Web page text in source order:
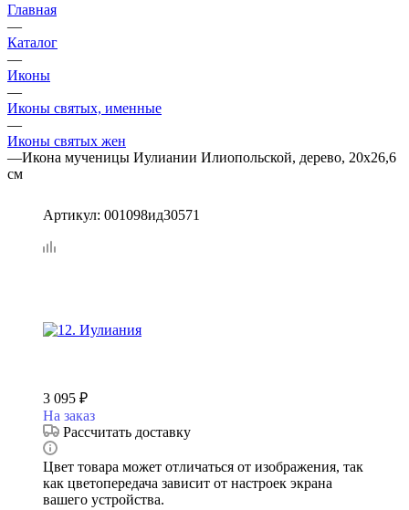
Главная
—
Каталог
—
Иконы
—
Иконы святых, именные
—
Иконы святых жен
—Икона мученицы Иулиании Илиопольской, дерево, 20х26,6
см
Артикул: 001098ид30571
3 095 ₽
На заказ
Рассчитать доставку
Цвет товара может отличаться от изображения, так
как цветопередача зависит от настроек экрана
вашего устройства.